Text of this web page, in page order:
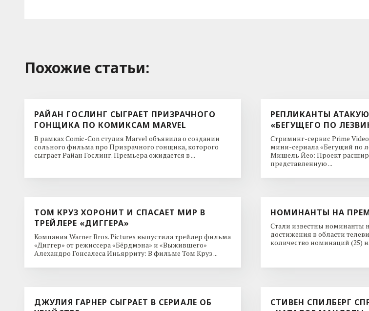
Похожие cтатьи:
РАЙАН ГОСЛИНГ СЫГРАЕТ ПРИЗРАЧНОГО
ГОНЩИКА ПО КОМИКСАМ MARVEL
В рамках Comic-Con студия Marvel объявила о создании
сольного фильма про Призрачного гонщика, которого
сыграет Райан Гослинг. Премьера ожидается в ...
РЕПЛИКАНТЫ
«БЕГУЩЕГО ПО
Стриминг-сервис Prime
мини-сериала «Бегущий по
Мишель Йео: Проект
представленную ...
ТОМ КРУЗ ХОРОНИТ И СПАСАЕТ МИР В
ТРЕЙЛЕРЕ «ДИГГЕРА»
Компания Warner Bros. Pictures выпустила трейлер фильма
«Диггер» от режиссера «Бёрдмэна» и «Выжившего»
Алехандро Гонсалеса Иньярриту: В фильме Том Круз ...
НОМИНАНТЫ НА
Стали известны номинанты
достижения в области
количество номинаций (25)
ДЖУЛИЯ ГАРНЕР СЫГРАЕТ В СЕРИАЛЕ ОБ
СТИВЕН СПИЛБЕРГ